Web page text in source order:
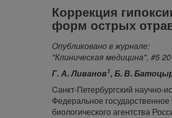
Коррекция
форм острых
Опубликовано в журнале:
"Клиническая медицина", #5
Г. А. Ливанов1, Б. В.
Cанкт-Петербургский научно-
Федеральное
биологического агентства